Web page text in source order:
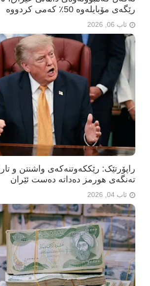
رێگەی مۆبایلەوە 50٪ کەمی کردووە
ئاب 06, 2026
راپۆرتێک: رێککەوتنەکەی واشنتن و
تەنگەی هورمز دەداتە دەست ئێران
ئاب 04, 2026